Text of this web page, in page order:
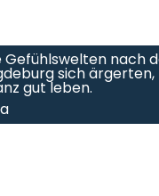
nach
sich
gut leben.